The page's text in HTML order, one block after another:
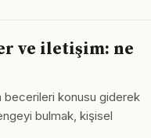
ve iletişim: ne
becerileri konusu giderek
bulmak, kişisel